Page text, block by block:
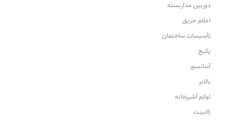
دوربین مداربسته
اعلام حریق
تأسیسات ساختمان
پکیج
آسانسور
بالابر
لوازم آشپزخانه
کابینت